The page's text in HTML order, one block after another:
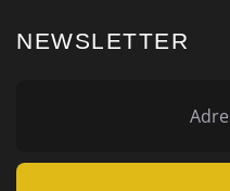
NEWSLETTER